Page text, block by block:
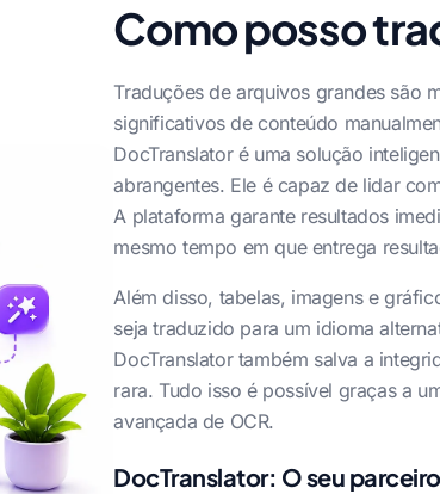
Comece livre
Como posso
Traduções de arquivos grandes são
significativos de conteúdo
DocTranslator é uma solução
abrangentes. Ele é capaz de lidar
A plataforma garante resultados
mesmo tempo em que entrega
Além disso, tabelas, imagens e
seja traduzido para um idioma
DocTranslator também salva a
rara. Tudo isso é possível graças a
avançada de OCR.
DocTranslator: O seu